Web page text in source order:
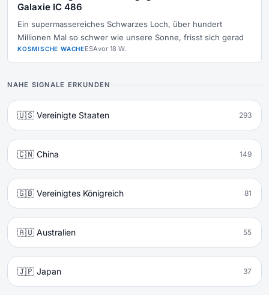
Galaxie IC 486
Ein supermassereiches Schwarzes Loch, über hundert
Millionen Mal so schwer wie unsere Sonne, frisst sich gerad
KOSMISCHE WACHEESAvor 18 W.
NAHE SIGNALE ERKUNDEN
🇺🇸 Vereinigte Staaten 293
🇨🇳 China 149
🇬🇧 Vereinigtes Königreich 81
🇦🇺 Australien 55
🇯🇵 Japan 37